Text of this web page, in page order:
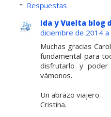
Respuestas
Ida y Vuelta blog
diciembre de 2014 a
Muchas gracias
fundamental para
disfrutarlo y
vámonos.
Un abrazo viajero.
Cristina.